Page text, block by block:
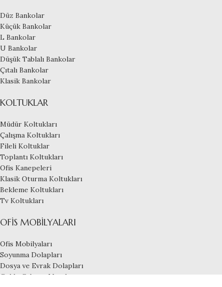
Düz Bankolar
Küçük Bankolar
L Bankolar
U Bankolar
Düşük Tablalı Bankolar
Çıtalı Bankolar
Klasik Bankolar
KOLTUKLAR
Müdür Koltukları
Çalışma Koltukları
Fileli Koltuklar
Toplantı Koltukları
Ofis Kanepeleri
Klasik Oturma Koltukları
Bekleme Koltukları
Tv Koltukları
OFIS MOBILYALARI
Ofis Mobilyaları
Soyunma Dolapları
Dosya ve Evrak Dolapları
Çoklu Çalışma Masaları